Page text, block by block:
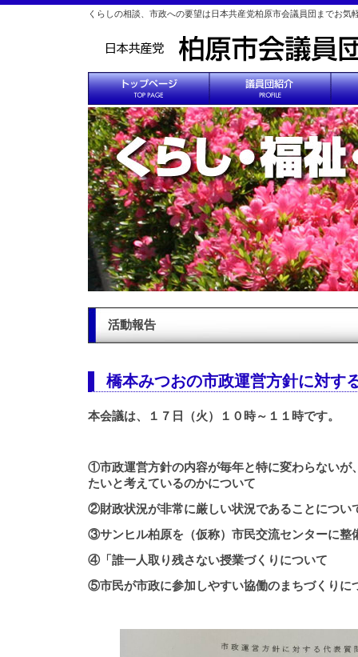
くらしの相談、市政への要望は日本共産党柏原市会議員団までお気
活動報告
橋本みつおの市政運営方針に対す
本会議は、１７日（火）１０時～１１時です。
①市政運営方針の内容が毎年と特に変わらないが
たいと考えているのかについて
②財政状況が非常に厳しい状況であることについ
③サンヒル柏原を（仮称）市民交流センターに整
④「誰一人取り残さない授業づくりについて
⑤市民が市政に参加しやすい協働のまちづくりに